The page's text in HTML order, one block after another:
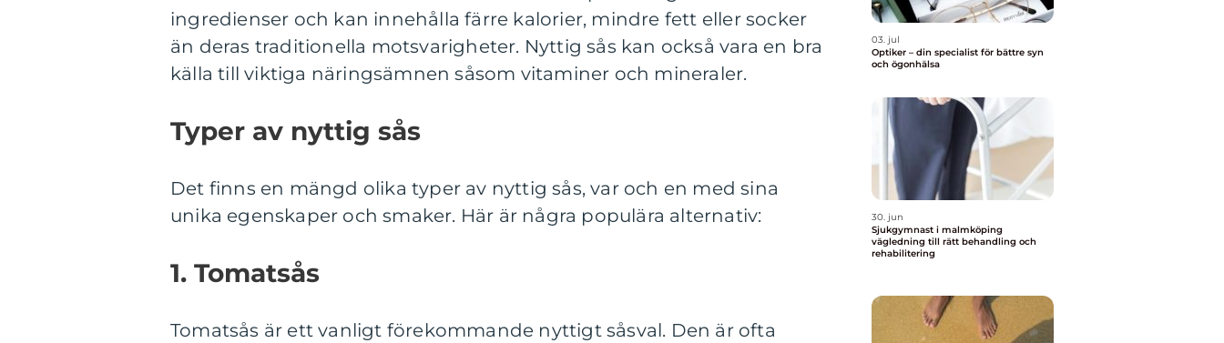
ingredienser och kan innehålla färre kalorier, mindre fett eller socker
än deras traditionella motsvarigheter. Nyttig sås kan också vara en bra
källa till viktiga näringsämnen såsom vitaminer och mineraler.
Typer av nyttig sås
Det finns en mängd olika typer av nyttig sås, var och en med sina
unika egenskaper och smaker. Här är några populära alternativ:
1. Tomatsås
Tomatsås är ett vanligt förekommande nyttigt såsval. Den är ofta
03. jul
Optiker – din specialist för bättre syn
och ögonhälsa
30. jun
Sjukgymnast i malmköping
vägledning till rätt behandling och
rehabilitering